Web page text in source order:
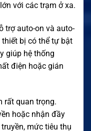
với các trạm ở xa.
trợ auto-on và auto-
bị có thể tự bật
giúp hệ thống
điện hoặc gián
rất quan trọng.
hoặc nhận đầy
mức tiêu thụ